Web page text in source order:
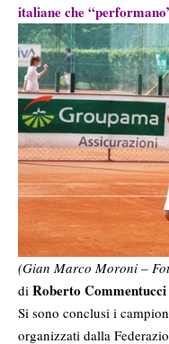
italiane che
(Gian Marco Moroni –
di Roberto Commentucci
Si sono conclusi i
organizzati dalla